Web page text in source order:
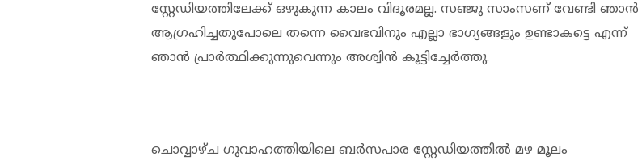
സ്റ്റേഡിയത്തിലേക്ക് ഒഴുകുന്ന കാലം വിദൂരമല്ല. സഞ്ജു സാംസണ് വേണ്ടി ഞാൻ
ആഗ്രഹിച്ചതുപോലെ തന്നെ വൈഭവിനും എല്ലാ ഭാഗ്യങ്ങളും ഉണ്ടാകട്ടെ എന്ന്
ഞാൻ പ്രാർത്ഥിക്കുന്നുവെന്നും അശ്വിന്‍ കൂട്ടിച്ചേർത്തു.
ചൊവ്വാഴ്ച ഗുവാഹത്തിയിലെ ബർസപാര സ്റ്റേഡിയത്തിൽ മഴ മൂലം